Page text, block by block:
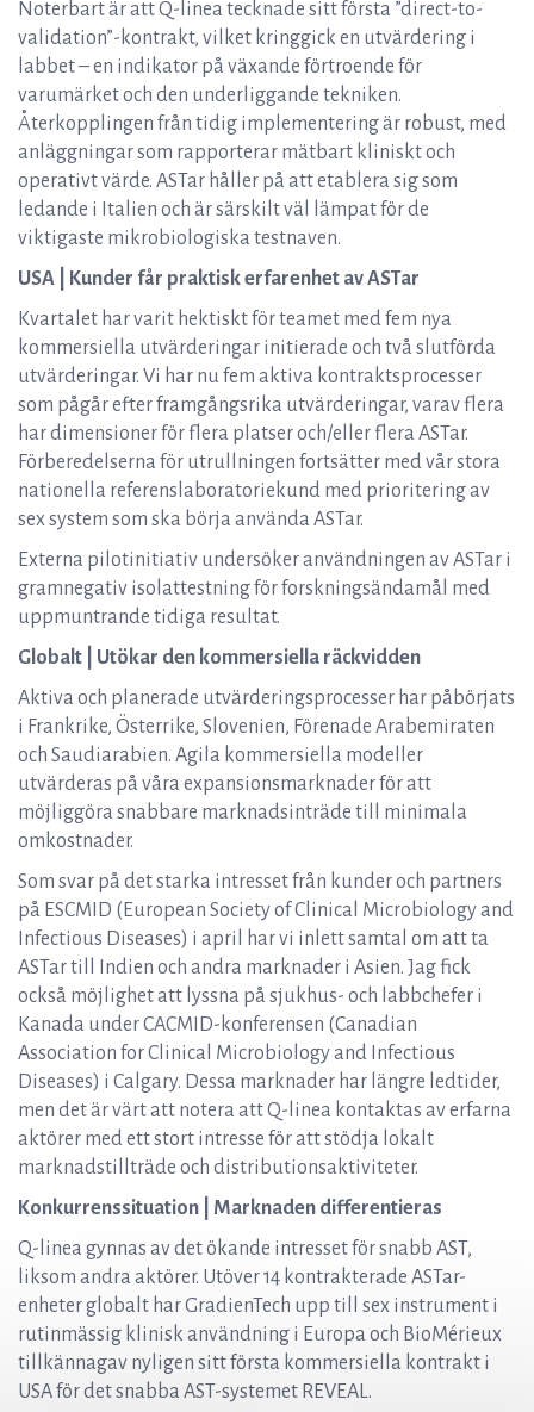
Noterbart är att Q-linea tecknade sitt första ”direct-to-
validation”-kontrakt, vilket kringgick en utvärdering i
labbet – en indikator på växande förtroende för
varumärket och den underliggande tekniken.
Återkopplingen från tidig implementering är robust, med
anläggningar som rapporterar mätbart kliniskt och
operativt värde. ASTar håller på att etablera sig som
ledande i Italien och är särskilt väl lämpat för de
viktigaste mikrobiologiska testnaven.
USA | Kunder får praktisk erfarenhet av ASTar
Kvartalet har varit hektiskt för teamet med fem nya
kommersiella utvärderingar initierade och två slutförda
utvärderingar. Vi har nu fem aktiva kontraktsprocesser
som pågår efter framgångsrika utvärderingar, varav flera
har dimensioner för flera platser och/eller flera ASTar.
Förberedelserna för utrullningen fortsätter med vår stora
nationella referenslaboratoriekund med prioritering av
sex system som ska börja använda ASTar.
Externa pilotinitiativ undersöker användningen av ASTar i
gramnegativ isolattestning för forskningsändamål med
uppmuntrande tidiga resultat.
Globalt | Utökar den kommersiella räckvidden
Aktiva och planerade utvärderingsprocesser har påbörjats
i Frankrike, Österrike, Slovenien, Förenade Arabemiraten
och Saudiarabien. Agila kommersiella modeller
utvärderas på våra expansionsmarknader för att
möjliggöra snabbare marknadsinträde till minimala
omkostnader.
Som svar på det starka intresset från kunder och partners
på ESCMID (European Society of Clinical Microbiology and
Infectious Diseases) i april har vi inlett samtal om att ta
ASTar till Indien och andra marknader i Asien. Jag fick
också möjlighet att lyssna på sjukhus- och labbchefer i
Kanada under CACMID-konferensen (Canadian
Association for Clinical Microbiology and Infectious
Diseases) i Calgary. Dessa marknader har längre ledtider,
men det är värt att notera att Q-linea kontaktas av erfarna
aktörer med ett stort intresse för att stödja lokalt
marknadstillträde och distributionsaktiviteter.
Konkurrenssituation | Marknaden differentieras
Q-linea gynnas av det ökande intresset för snabb AST,
liksom andra aktörer. Utöver 14 kontrakterade ASTar-
enheter globalt har GradienTech upp till sex instrument i
rutinmässig klinisk användning i Europa och BioMérieux
tillkännagav nyligen sitt första kommersiella kontrakt i
USA för det snabba AST-systemet REVEAL.